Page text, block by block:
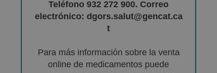
Teléfono 932 272 900. Correo
electrónico: dgors.salut@gencat.ca
t
Para más información sobre la venta
online de medicamentos puede